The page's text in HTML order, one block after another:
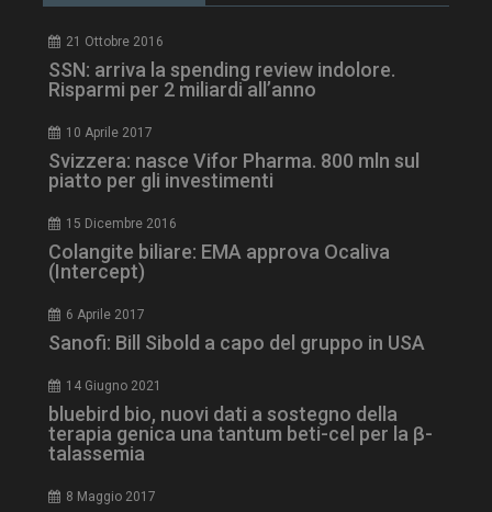
21 Ottobre 2016
SSN: arriva la spending review indolore.
Risparmi per 2 miliardi all’anno
10 Aprile 2017
Svizzera: nasce Vifor Pharma. 800 mln sul
piatto per gli investimenti
15 Dicembre 2016
Colangite biliare: EMA approva Ocaliva
(Intercept)
6 Aprile 2017
Sanofi: Bill Sibold a capo del gruppo in USA
14 Giugno 2021
bluebird bio, nuovi dati a sostegno della
terapia genica una tantum beti-cel per la β-
talassemia
8 Maggio 2017